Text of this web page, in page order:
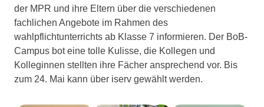
der MPR und ihre Eltern über die verschiedenen
fachlichen Angebote im Rahmen des
wahlpflichtunterrichts ab Klasse 7 informieren. Der BoB-
Campus bot eine tolle Kulisse, die Kollegen und
Kolleginnen stellten ihre Fächer ansprechend vor. Bis
zum 24. Mai kann über iserv gewählt werden.